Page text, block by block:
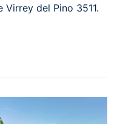
Virrey del Pino 3511.